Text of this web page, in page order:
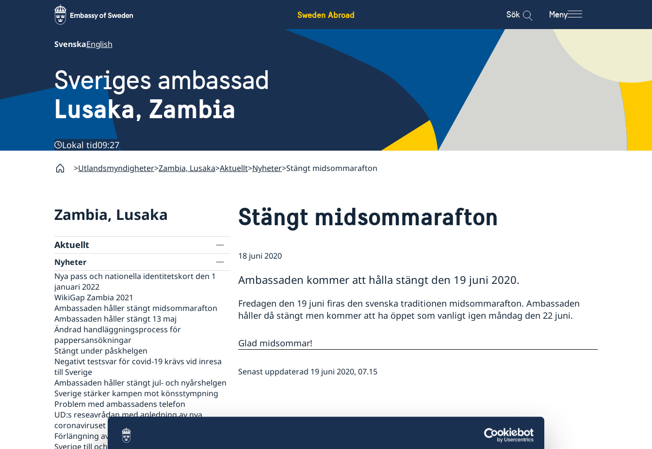
Sweden Abroad Sök Meny
SvenskaEnglish
Sveriges ambassad
Lusaka, Zambia
Lokal tid09:27
Utlandsmyndigheter Zambia, Lusaka Aktuellt Nyheter Stängt midsommarafton
Zambia, Lusaka
Aktuellt
Nyheter
Nya pass och nationella identitetskort den 1
januari 2022
WikiGap Zambia 2021
Ambassaden håller stängt midsommarafton
Ambassaden håller stängt 13 maj
Ändrad handläggningsprocess för
pappersansökningar
Stängt under påskhelgen
Negativt testsvar för covid-19 krävs vid inresa
till Sverige
Ambassaden håller stängt jul- och nyårshelgen
Sverige stärker kampen mot könsstympning
Problem med ambassadens telefon
UD:s reseavrådan med anledning av nya
coronaviruset
Förlängning av det tillfälliga inreseförbudet till
Sverige till och med den 31 augusti 2020 och
Stängt midsommarafton
18 juni 2020
Ambassaden kommer att hålla stängt den 19 juni 2020.
Fredagen den 19 juni firas den svenska traditionen midsommarafton. Ambassaden
håller då stängt men kommer att ha öppet som vanligt igen måndag den 22 juni.
Glad midsommar!
Senast uppdaterad 19 juni 2020, 07.15